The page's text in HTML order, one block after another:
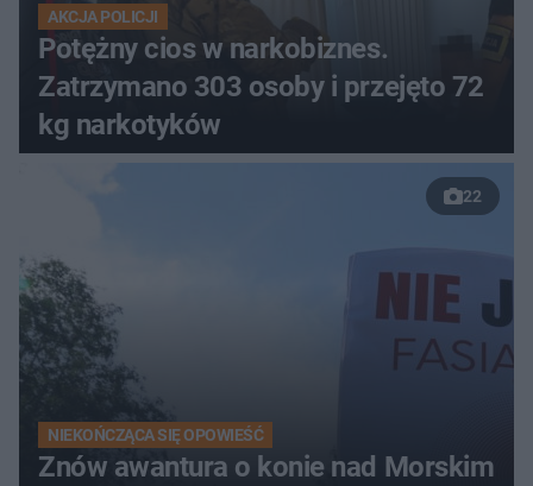
AKCJA POLICJI
Potężny cios w narkobiznes.
Zatrzymano 303 osoby i przejęto 72
kg narkotyków
22
NIEKOŃCZĄCA SIĘ OPOWIEŚĆ
Znów awantura o konie nad Morskim